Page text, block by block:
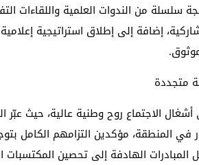
سلسلة من الندوات العلمية واللقاءات
إضافة إلى إطلاق استراتيجية
متجددة
الاجتماع روح وطنية عالية، حيث عبّر
في المنطقة، مؤكدين التزامهم الكامل
المبادرات الهادفة إلى تحصين